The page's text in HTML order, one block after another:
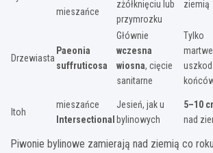
mieszańce
zżółknięciu lub
przymrozku
ziemią
Drzewiasta
Paeonia
suffruticosa
Głównie
wczesna
wiosna, cięcie
sanitarne
Tylko
Itoh
mieszańce
Intersectional
Jesień, jak u
bylinowych
5–10
nad
Piwonie bylinowe zamierają nad ziemią co